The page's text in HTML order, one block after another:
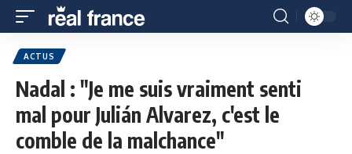
ACTUS
Nadal : "Je me suis vraiment senti
mal pour Julián Alvarez, c'est le
comble de la malchance"